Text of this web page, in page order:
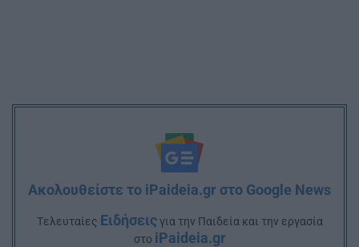
Ακολουθείστε το iPaideia.gr στο Google News
Tελευταίες Ειδήσειςγια την Παιδεία και την εργασία
στο iPaideia.gr